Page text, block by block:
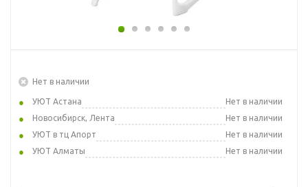
Нет в наличии
УЮТ Астана
Нет в наличии
Новосибирск, Лента
Нет в наличии
УЮТ в тц Апорт
Нет в наличии
УЮТ Алматы
Нет в наличии